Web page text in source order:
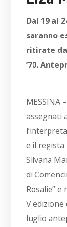
Dal 19 al
saranno
ritirate
’70.
MESSINA
assegnati
e il regista
Silvana
di
Rosalie”
V edizione
luglio